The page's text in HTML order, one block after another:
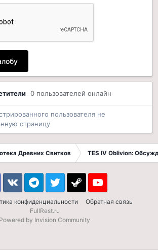
0 пользователей онлайн
пользователя не
страницу
Древних Свитков TES IV Oblivion:
конфиденциальности Обратная связь
VK TelegramTwitter Steam Youtube
FullRest.ru
Powered by Invision Community